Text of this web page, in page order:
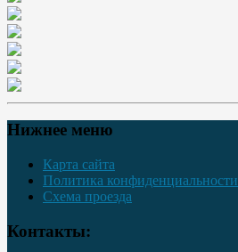
Нижнее меню
Карта сайта
Политика конфиденциальности
Схема проезда
Контакты: